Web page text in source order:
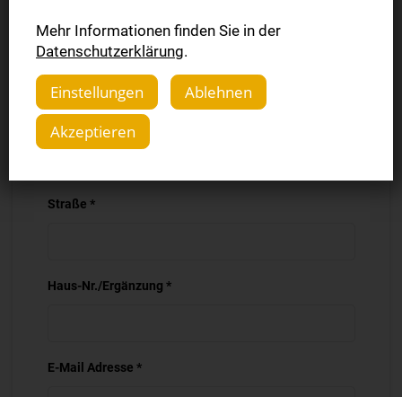
PLZ *
Ort *
Straße *
Haus-Nr./Ergänzung *
E-Mail Adresse *
Mehr Informationen finden Sie in der
Datenschutzerklärung.
Einstellungen
Ablehnen
Akzeptieren